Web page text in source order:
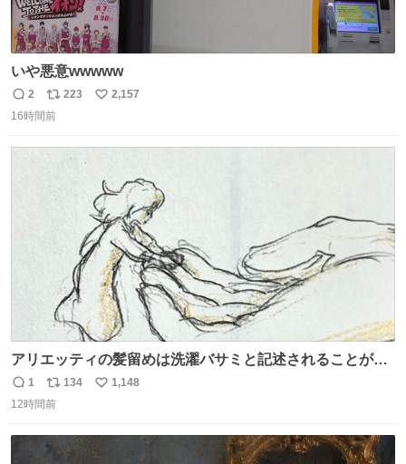
いや悪意wwwww
返
信
2
リ
ポ
223
い
2,157
16時間前
アリエッティの髪留めは洗濯バサミと記述されることが多
いですが、もっと小さいプラスチックのクリップです。 バ
ネは使いやすいように強度を調整してあるはず。
返
信
1
リ
ポ
ト
134
い
1,148
12時間前